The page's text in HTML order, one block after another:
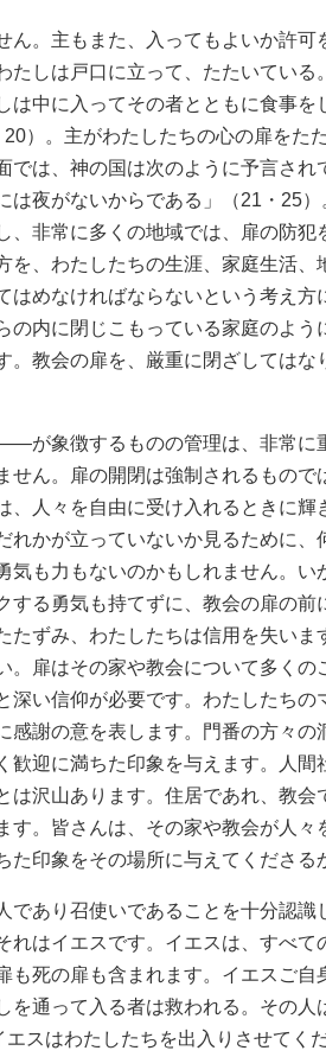
。主もまた、入ってもよいか許可
たしは戸口に立って、たたいている
は中に入ってその者とともに食事を
）。主がわたしたちの心の扉をた
では、神の国は次のように予言され
は夜がないからである」（21・25
、非常に多くの地域では、扉の防犯
を、わたしたちの生涯、家庭生活、
はめなければならないという考え方
の内に閉じこもっている家庭のよう
。教会の扉を、厳重に閉ざしてはな
象徴するものの管理は、非常に
せん。扉の開閉は強制されるもので
、人々を自由に受け入れるときに輝
れかが立っていないか見るために、
気も力もないのかもしれません。い
る勇気も持てずに、教会の扉の前
たずみ、わたしたちは信用を失いま
。扉はその家や教会について多くの
深い信仰が必要です。わたしたちの
謝の意を表します。門番の方々の
歓迎に満ちた印象を与えます。人間
は沢山あります。住居であれ、教会
す。皆さんは、その家や教会が人々
印象をその場所に与えてくださる
あり召使いであることを十分認識
れはイエスです。イエスは、すべて
も死の扉も含まれます。イエスご自
を通って入る者は救われる。その人
スはわたしたちを出入りさせてく